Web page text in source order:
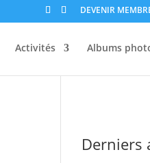
DEVENIR
Activités Albums
Derniers